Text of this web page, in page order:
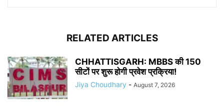
RELATED ARTICLES
CHHATTISGARH: MBBS की 150
सीटों पर शुरू होगी प्रवेश प्रक्रिया!
Jiya Choudhary - August 7, 2026